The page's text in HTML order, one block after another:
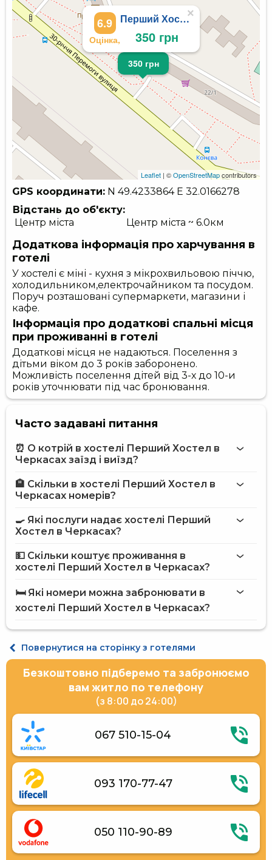
350 грн
Оцінка,
6.9 Перший Хостел в Черкасах
350 грн
×
Leaflet | ©OpenStreetMapcontributors
GPS координати: N 49.4233864 E 32.0166278
Відстань до об'єкту:
Центр міста
Центр міста ~ 6.0км
Додаткова інформація про харчування в
готелі
У хостелі є міні - кухня з мікрохвильовою піччю,
холодильником,електрочайником та посудом.
Поруч розташовані супермаркети, магазини і
кафе.
Інформація про додаткові спальні місця
при проживанні в готелі
Додаткові місця не надаються. Поселення з
дітьми віком до 3 років заборонено.
Можливість поселення дітей від 3-х до 10-и
років уточнювати під час бронювання.
Часто задавані питання
⏰ О котрій в хостелі Перший Хостел в
Черкасах заїзд і виїзд?
Більше інформації про Хостел Перший Хостел в
Черкасах
🏨 Скільки в хостелі Перший Хостел в
Черкасах номерів?
на сайті
🍳 Які послуги надає хостелі Перший
Хостел в Черкасах?
Магазини
Перукарня / Салон краси
Обслуговування номерів
Парковка під охороною
Банкомат на території готелю
Щоденне прибирання номера
Спільна кухня
Холодильник
Електричний чайник
Кухонне приладдя
💵 Скільки коштує проживання в
хостелі Перший Хостел в Черкасах?
на сайті Hotels24.ua
🛏️ Які номери можна забронювати в
хостелі Перший Хостел в Черкасах?
Повернутися на сторінку з готелями
Безкоштовно підберемо та забронюємо
вам житло по телефону
(з 8:00 до 24:00)
067 510-15-04
093 170-77-47
050 110-90-89